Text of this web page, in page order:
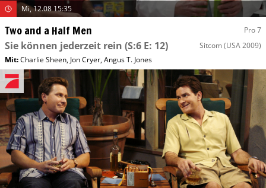
Mi, 12.08 15:35
Two and a Half Men Pro 7
Sie können jederzeit rein (S:6 E: 12) Sitcom (USA 2009)
Mit:Charlie Sheen, Jon Cryer,Angus T. Jones